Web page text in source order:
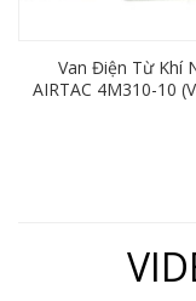
Van Điện Từ Khí
AIRTAC 4M310-10